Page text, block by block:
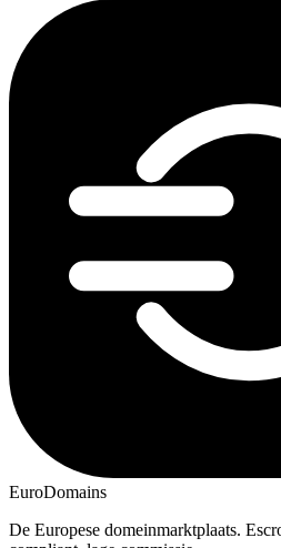
EuroDomains
De Europese domeinmarktplaats.